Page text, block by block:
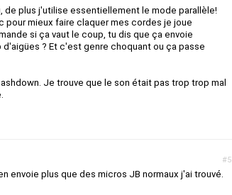
de plus j'utilise essentiellement le mode parallèle!
pour mieux faire claquer mes cordes je joue
si ça vaut le coup, tu dis que ça envoie
? Et c'est genre choquant ou ça passe
Je trouve que le son était pas trop trop mal
#5
envoie plus que des micros JB normaux j'ai trouvé.